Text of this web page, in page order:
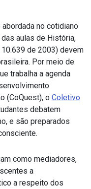
no cotidiano
aulas de História,
de 2003) devem
Por meio de
trabalha a agenda
(CoQuest), o Coletivo
debatem
e são preparados
como mediadores,
a
a respeito dos